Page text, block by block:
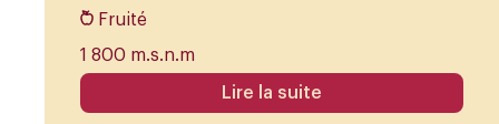
Fruité
1 800 m.s.n.m
Lire la suite